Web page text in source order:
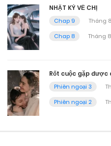
NHẬT KÝ VỀ CHỊ
Chap 9
Tháng
Chap 8
Tháng
Rốt cuộc gặp được
Phiên ngoại 3
Phiên ngoại 2